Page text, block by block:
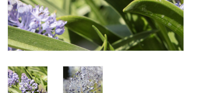
Onze tuinen!
Sterke Bollen Dagen
Nieuws